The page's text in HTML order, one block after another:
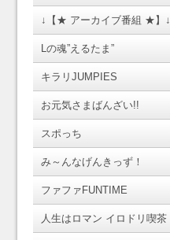
↓【★ アーカイブ番組 ★】↓
Lの魂”えるたま”
キラリJUMPIES
お元気さまばんざい!!
スポっち
み～んなげんきっず！
ファファFUNTIME
人生はロマン イロドリ喫茶